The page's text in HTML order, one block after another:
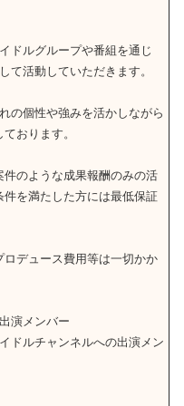
ドルグループや番組を通じ
て活動していただきます。
の個性や強みを活かしながら
おります。
件のような成果報酬のみの活
を満たした方には最低保証
デュース費用等は一切かか
演メンバー
ドルチャンネルへの出演メン